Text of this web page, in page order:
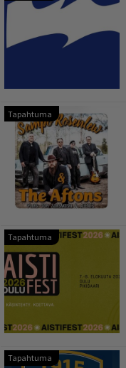
Tapahtuma
Tapahtuma
Tapahtuma